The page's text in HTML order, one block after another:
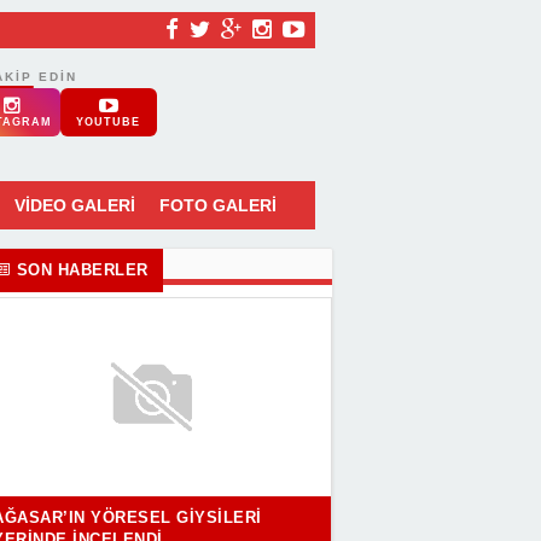
EDIN
YOUTUBE
VİDEO GALERİ FOTO GALERİ
SON HABERLER
YÖRESEL GIYSILERI